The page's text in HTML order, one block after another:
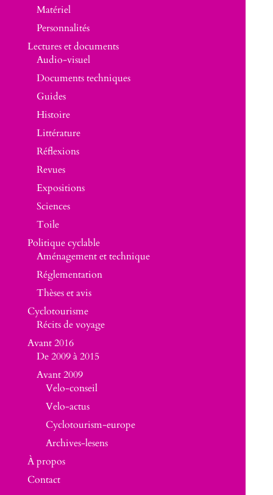
Matériel
Personnalités
Lectures et documents
Audio-visuel
Documents techniques
Guides
Histoire
Littérature
Réflexions
Revues
Expositions
Sciences
Toile
Politique cyclable
Aménagement et technique
Réglementation
Thèses et avis
Cyclotourisme
Récits de voyage
Avant 2016
De 2009 à 2015
Avant 2009
Velo-conseil
Velo-actus
Cyclotourism-europe
Archives-lesens
À propos
Contact